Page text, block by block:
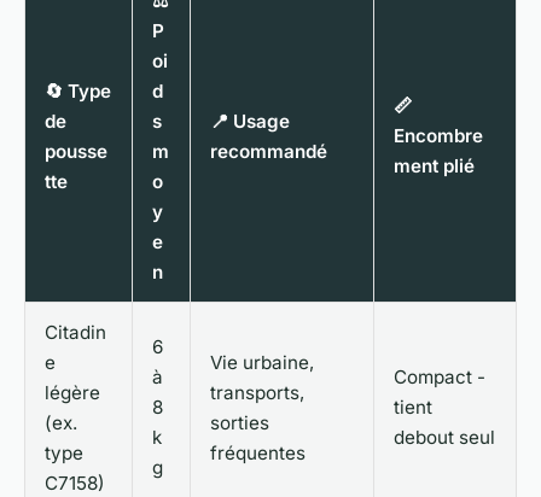
🔄 Type
de
pousse
tte
P
oi
d
s
m
o
y
e
n
📍 Usage
recommandé
📏
Encombre
ment plié
Citadin
e
légère
(ex.
type
C7158)
6
à
8
k
g
Vie urbaine,
transports,
sorties
fréquentes
Compact -
tient
debout seul